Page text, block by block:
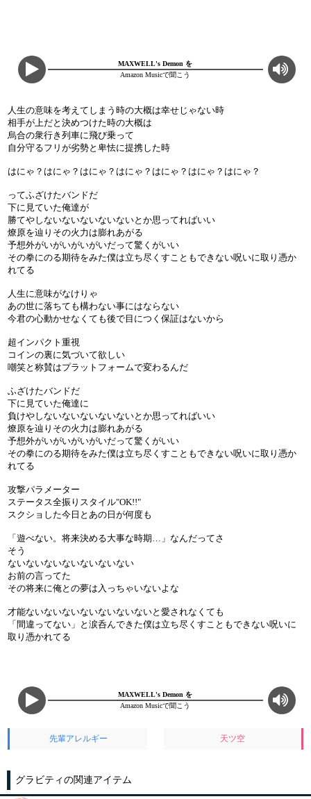
MAXWELL's Demon を
Amazon Musicで聞こう
人生の意味を考えてしまう時の大概は幸せじゃない時
相手が上だと決めつけた時の大概は
烏合の衆行き列車に飛び乗って
自分守るフリが劣勢と卑怯に提携した時
はにゃ？はにゃ？はにゃ？はにゃ？はにゃ？はにゃ？はにゃ？
ってふざけたバンドだ
下に見ていた俺達が
勝てやしないないないないないとか思ってればいい
燎原を辿りその火力は膨れあがる
予想外がいがいがいがいだって驚くがいい
その拳にのる期待をみた僕は立ち尽くすこともできない呪いに取り憑か
れてる
人生に意味がなけりゃ
あの世に落ちても構わない事にはならない
今君の心動かせなくても後で目につく保証はないから
超インパクト重視
コインの裏に気づいて欲しい
嘲笑と称賛はプラットフォームで変わるんだ
ふざけたバンドだ
下に見ていた俺達に
負けやしないないないないないとか思ってればいい
燎原を辿りその火力は膨れあがる
予想外がいがいがいがいだって驚くがいい
その拳にのる期待をみた僕は立ち尽くすこともできない呪いに取り憑か
れてる
攻撃パラメーター
ステータス全振りスタイル"OK!!"
スクショした今日とあの日が何度も
「遊べない。将来決める大事な時期…」なんだってさ
そう
ないないないないないないない
お前の言ってた
その将来に俺との夢は入っちゃいないよな
才能ないないないないないないないと愛されなくても
「間違ってない」と涙呑んできた僕は立ち尽くすこともできない呪いに
取り憑かれてる
MAXWELL's Demon を
Amazon Musicで聞こう
先輩アレルギー 天ツ空
グラビティの関連アイテム